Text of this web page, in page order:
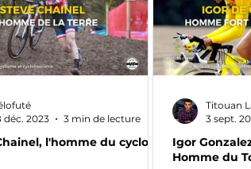
d'Italia TDF La vuelta / Tour
l'homme du cyclo-
déc. 2023
3 min de lecture
Igor
Homme du
Titouan
3 sept.